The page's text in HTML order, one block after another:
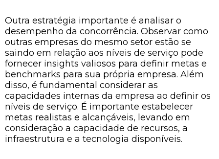
Outra estratégia importante é analisar o
desempenho da concorrência. Observar como
outras empresas do mesmo setor estão se
saindo em relação aos níveis de serviço pode
fornecer insights valiosos para definir metas e
benchmarks para sua própria empresa. Além
disso, é fundamental considerar as
capacidades internas da empresa ao definir os
níveis de serviço. É importante estabelecer
metas realistas e alcançáveis, levando em
consideração a capacidade de recursos, a
infraestrutura e a tecnologia disponíveis.